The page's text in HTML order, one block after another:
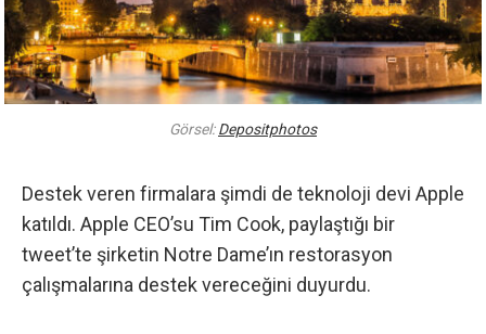
Görsel:Depositphotos
Destek veren firmalara şimdi de teknoloji devi Apple
katıldı. Apple CEO’su Tim Cook, paylaştığı bir
tweet’te şirketin Notre Dame’ın restorasyon
çalışmalarına destek vereceğini duyurdu.